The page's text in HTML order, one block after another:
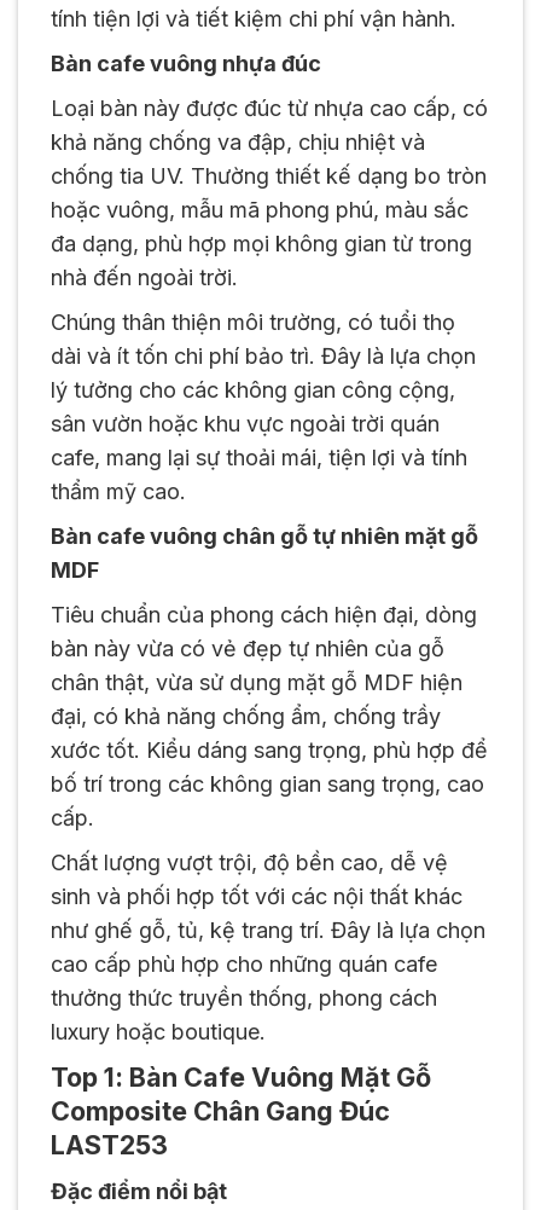
tính tiện lợi và tiết kiệm chi phí vận hành.
Bàn cafe vuông nhựa đúc
Loại bàn này được đúc từ nhựa cao cấp, có
khả năng chống va đập, chịu nhiệt và
chống tia UV. Thường thiết kế dạng bo tròn
hoặc vuông, mẫu mã phong phú, màu sắc
đa dạng, phù hợp mọi không gian từ trong
nhà đến ngoài trời.
Chúng thân thiện môi trường, có tuổi thọ
dài và ít tốn chi phí bảo trì. Đây là lựa chọn
lý tưởng cho các không gian công cộng,
sân vườn hoặc khu vực ngoài trời quán
cafe, mang lại sự thoải mái, tiện lợi và tính
thẩm mỹ cao.
Bàn cafe vuông chân gỗ tự nhiên mặt gỗ
MDF
Tiêu chuẩn của phong cách hiện đại, dòng
bàn này vừa có vẻ đẹp tự nhiên của gỗ
chân thật, vừa sử dụng mặt gỗ MDF hiện
đại, có khả năng chống ẩm, chống trầy
xước tốt. Kiểu dáng sang trọng, phù hợp để
bố trí trong các không gian sang trọng, cao
cấp.
Chất lượng vượt trội, độ bền cao, dễ vệ
sinh và phối hợp tốt với các nội thất khác
như ghế gỗ, tủ, kệ trang trí. Đây là lựa chọn
cao cấp phù hợp cho những quán cafe
thưởng thức truyền thống, phong cách
luxury hoặc boutique.
Top 1: Bàn Cafe Vuông Mặt Gỗ
Composite Chân Gang Đúc
LAST253
Đặc điểm nổi bật